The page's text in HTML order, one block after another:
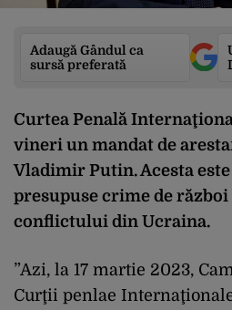
Adaugă Gândul ca
sursă preferată
Curtea Penală
vineri un mandat de
Vladimir Putin. Acesta
presupuse crime de
conflictului din Ucraina.
”Azi, la 17 martie 2023,
Curţii penlae